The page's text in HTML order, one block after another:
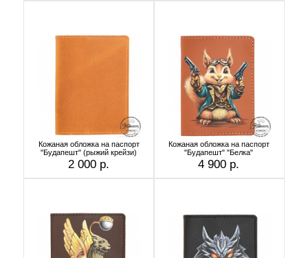
Кожаная обложка на паспорт
"Будапешт" (рыжий крейзи)
2 000 р.
Кожаная обложка на паспорт
"Будапешт" "Белка"
4 900 р.